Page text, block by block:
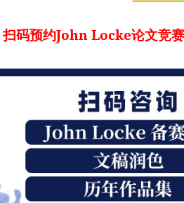
扫码预约John Locke论文竞